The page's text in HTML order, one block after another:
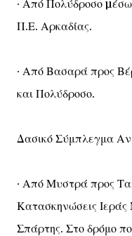
∙ Από Πολύδροσο
Π.Ε. Αρκαδίας.
∙ Από Βασαρά προς
και Πολύδροσο.
Δασικό Σύμπλεγμα
∙ Από Μυστρά προς
Κατασκηνώσεις
Σπάρτης. Στο δρόμο